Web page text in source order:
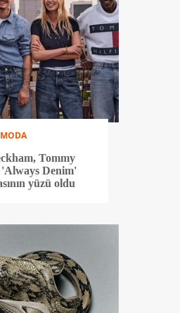
MODA
Tommy
Denim'
yüzü oldu